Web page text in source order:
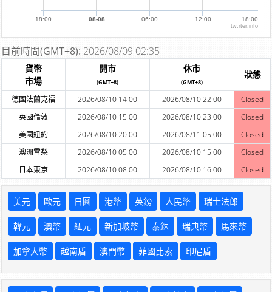
18:00 08-08 06:00 12:00 18:00
tw.rter.info
目前時間(GMT+8): 2026/08/09 02:35
貨幣
市場
開市
(GMT+8)
休市
(GMT+8)
狀態
德國法蘭克福 2026/08/10 14:00 2026/08/10 22:00
Closed
英國倫敦
2026/08/10 15:00 2026/08/10 23:00
Closed
美國紐約
2026/08/10 20:00 2026/08/11 05:00
Closed
澳洲雪梨
2026/08/10 05:00 2026/08/10 15:00
Closed
日本東京
2026/08/10 08:00 2026/08/10 16:00 Closed
美元 歐元 日圓 港幣 英鎊 人民幣 瑞士法郎
韓元 澳幣 紐元 新加坡幣 泰銖 瑞典幣 馬來幣
加拿大幣 越南盾 澳門幣 菲國比索 印尼盾